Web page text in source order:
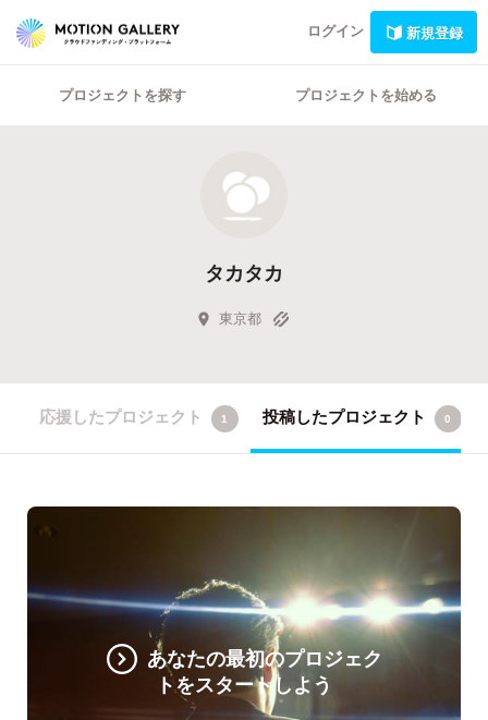
ログイン 新規登録
プロジェクトを探す プロジェクトを始める
タカタカ
東京都
応援したプロジェクト 1 投稿したプロジェクト 0
あなたの最初のプロジェク
トをスタートしよう